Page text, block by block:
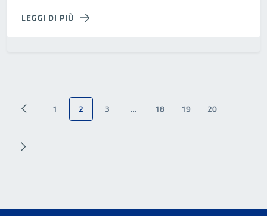
LEGGI DI PIÙ
1 2 3 … 18 19 20